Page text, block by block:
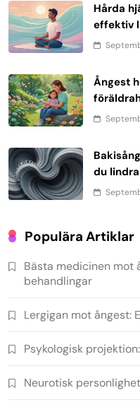
Hårda
effektiv
Ångest
du
Populära Artiklar
Bästa medicinen mot
behandlingar
Lergigan mot ångest:
Psykologisk
Neurotisk